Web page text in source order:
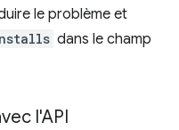
le problème et
dans le champ
l'API